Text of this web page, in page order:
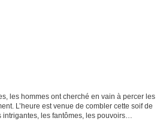
les hommes ont cherché en vain à percer les
L’heure est venue de combler cette soif de
les fantômes, les pouvoirs